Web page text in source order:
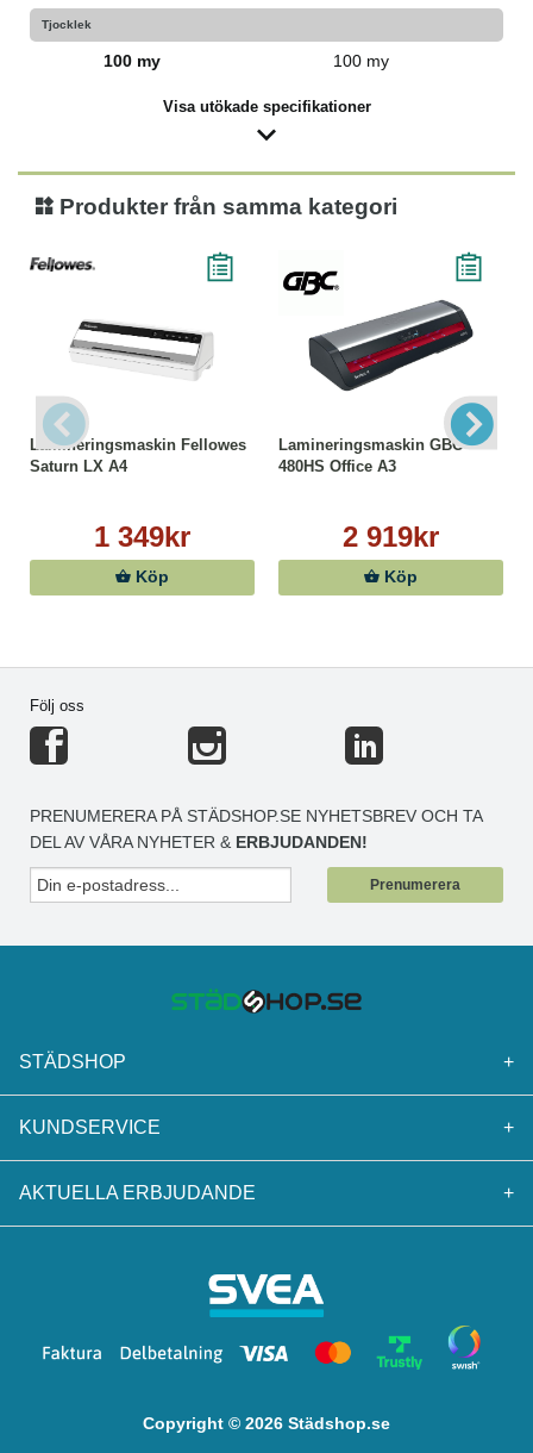
Tjocklek
100 my 100 my
Visa utökade specifikationer
Produkter från samma kategori
Lamineringsmaskin Fellowes
Saturn LX A4
1 349kr
Köp
Lamineringsmaskin GBC
480HS Office A3
2 919kr
Köp
Följ oss
PRENUMERERA PÅ STÄDSHOP.SE NYHETSBREV OCH TA
DEL AV VÅRA NYHETER & ERBJUDANDEN!
Prenumerera
STÄDSHOP +
KUNDSERVICE +
AKTUELLA ERBJUDANDE +
Copyright © 2026 Städshop.se